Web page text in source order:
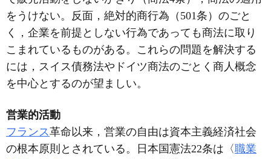
をうけない。反面，絶対的商行為（501条）のごと
く，企業を前提としない行為であっても商法に取り
こまれているものがある。これらの問題を解決する
には，スイス債務法やドイツ商法のごとく商人概念
を中心とするのが望ましい。
営業的活動
フランス革命以来，営業の自由は資本主義経済社会
の根本原則とされている。日本国憲法22条は〈職業